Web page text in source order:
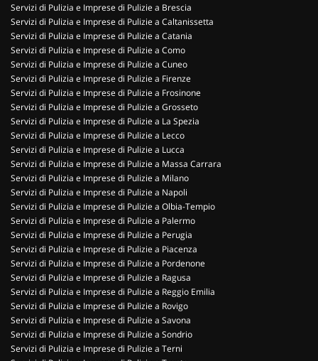
Servizi di Pulizia e Imprese di Pulizie a Brescia
Servizi di Pulizia e Imprese di Pulizie a Caltanissetta
Servizi di Pulizia e Imprese di Pulizie a Catania
Servizi di Pulizia e Imprese di Pulizie a Como
Servizi di Pulizia e Imprese di Pulizie a Cuneo
Servizi di Pulizia e Imprese di Pulizie a Firenze
Servizi di Pulizia e Imprese di Pulizie a Frosinone
Servizi di Pulizia e Imprese di Pulizie a Grosseto
Servizi di Pulizia e Imprese di Pulizie a La Spezia
Servizi di Pulizia e Imprese di Pulizie a Lecco
Servizi di Pulizia e Imprese di Pulizie a Lucca
Servizi di Pulizia e Imprese di Pulizie a Massa Carrara
Servizi di Pulizia e Imprese di Pulizie a Milano
Servizi di Pulizia e Imprese di Pulizie a Napoli
Servizi di Pulizia e Imprese di Pulizie a Olbia-Tempio
Servizi di Pulizia e Imprese di Pulizie a Palermo
Servizi di Pulizia e Imprese di Pulizie a Perugia
Servizi di Pulizia e Imprese di Pulizie a Piacenza
Servizi di Pulizia e Imprese di Pulizie a Pordenone
Servizi di Pulizia e Imprese di Pulizie a Ragusa
Servizi di Pulizia e Imprese di Pulizie a Reggio Emilia
Servizi di Pulizia e Imprese di Pulizie a Rovigo
Servizi di Pulizia e Imprese di Pulizie a Savona
Servizi di Pulizia e Imprese di Pulizie a Sondrio
Servizi di Pulizia e Imprese di Pulizie a Terni